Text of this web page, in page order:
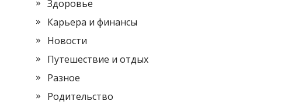
Здоровье
Карьера и финансы
Новости
Путешествие и отдых
Разное
Родительство